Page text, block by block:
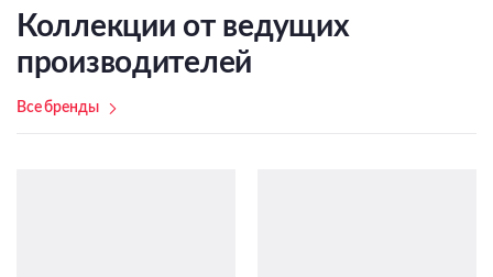
Коллекции от ведущих
производителей
Все бренды